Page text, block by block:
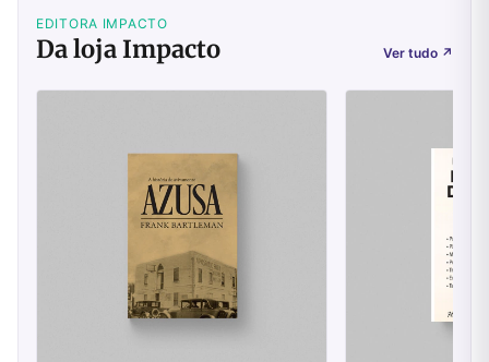
EDITORA IMPACTO
Da loja Impacto Ver tudo ↗